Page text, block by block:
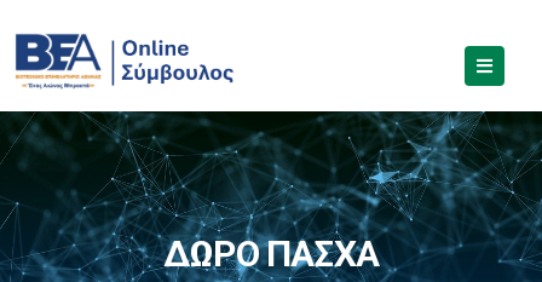
ΔΩΡΟ ΠΑΣΧΑ